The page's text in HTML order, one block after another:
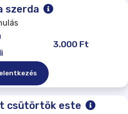
szerda
3.000 Ft
csütörtök este